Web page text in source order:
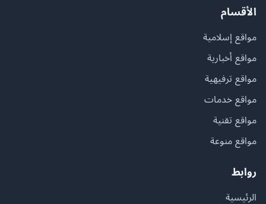
الأقسام
مواقع إسلامية
مواقع أخبارية
مواقع ترفيهية
مواقع خدمات
مواقع تقنية
مواقع منوعة
روابط
الرئيسية